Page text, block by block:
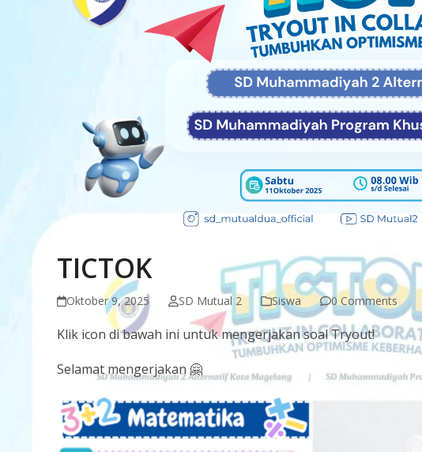
TICTOK
Oktober 9, 2025 SD Mutual 2 Siswa 0 Comments
Klik icon di bawah ini untuk mengerjakan soal Tryout!
Selamat mengerjakan 🤗